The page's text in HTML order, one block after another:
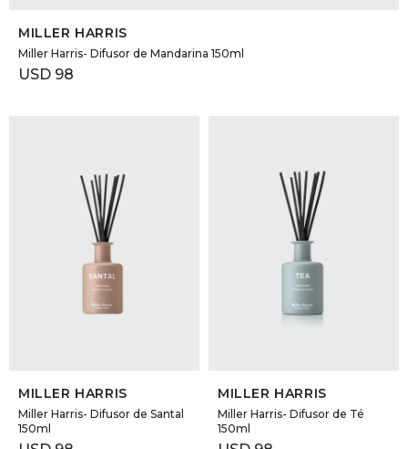
MILLER HARRIS
Miller Harris- Difusor de Mandarina 150ml
USD 98
MILLER HARRIS
Miller Harris- Difusor de Santal
150ml
MILLER HARRIS
Miller Harris- Difusor de Té
150ml